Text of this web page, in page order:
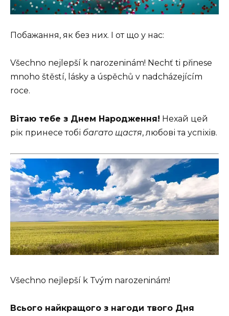
Побажання, як без них. І от що у нас:
Všechno nejlepší k narozeninám! Nechť ti přinese
mnoho štěstí, lásky a úspěchů v nadcházejícím
roce.
Вітаю тебе з Днем Народження! Нехай цей
рік принесе тобі багато щастя, любові та успіхів.
Všechno nejlepší k Tvým narozeninám!
Всього найкращого з нагоди твого Дня